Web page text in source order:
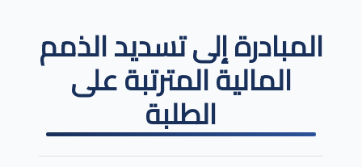
المبادرة إلى تسديد الذمم
المالية المترتبة على
الطلبة